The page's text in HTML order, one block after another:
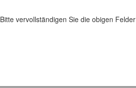
Bitte vervollständigen Sie die obigen Felder